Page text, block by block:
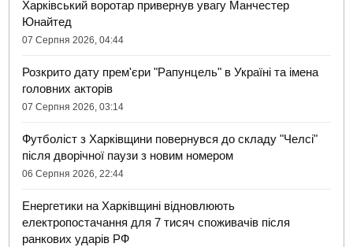
Харківський воротар привернув увагу Манчестер
Юнайтед
07 Серпня 2026, 04:44
Розкрито дату прем'єри "Рапунцель" в Україні та імена
головних акторів
07 Серпня 2026, 03:14
Футболіст з Харківщини повернувся до складу "Челсі"
після дворічної паузи з новим номером
06 Серпня 2026, 22:44
Енергетики на Харківщині відновлюють
електропостачання для 7 тисяч споживачів після
ранкових ударів РФ